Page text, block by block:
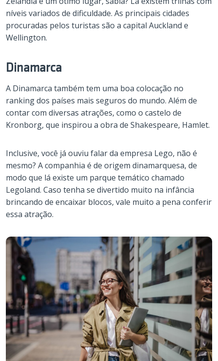
níveis variados de dificuldade. As principais cidades
procuradas pelos turistas são a capital Auckland e
Wellington.
Dinamarca
A Dinamarca também tem uma boa colocação no
ranking dos países mais seguros do mundo. Além de
contar com diversas atrações, como o castelo de
Kronborg, que inspirou a obra de Shakespeare, Hamlet.
Inclusive, você já ouviu falar da empresa Lego, não é
mesmo? A companhia é de origem dinamarquesa, de
modo que lá existe um parque temático chamado
Legoland. Caso tenha se divertido muito na infância
brincando de encaixar blocos, vale muito a pena conferir
essa atração.